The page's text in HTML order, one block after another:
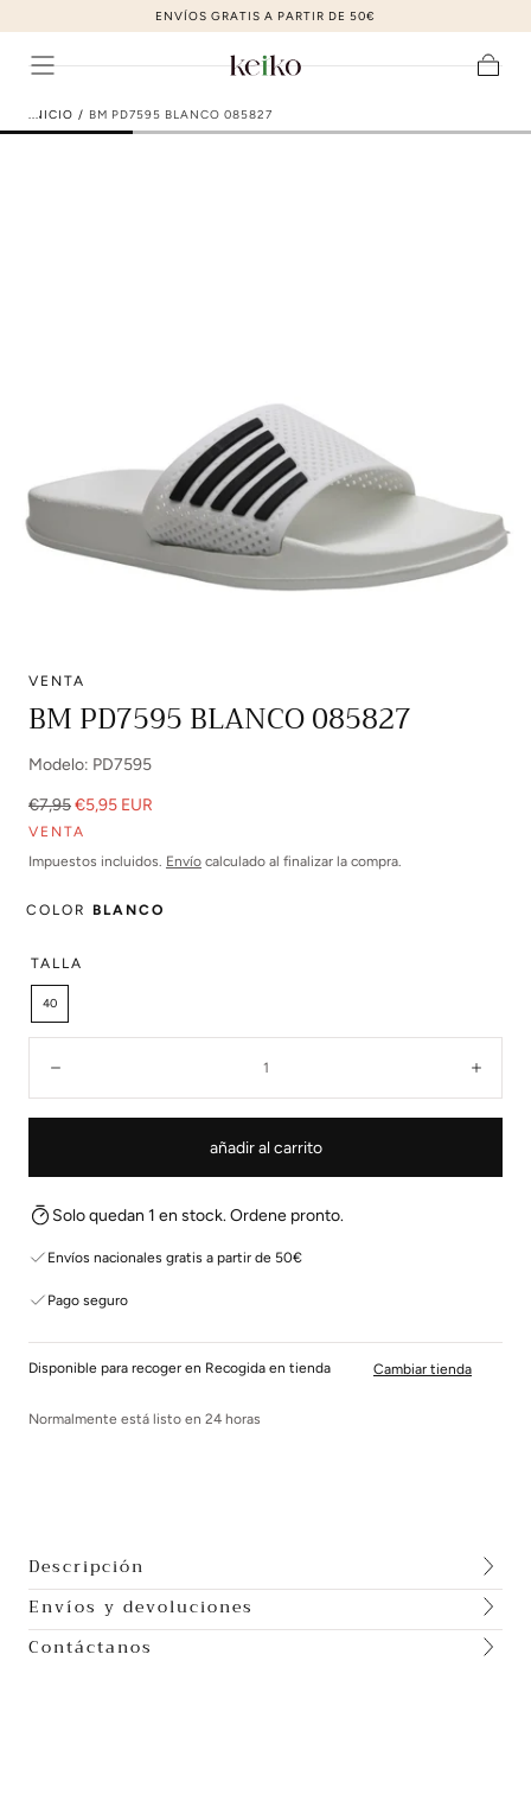
ir al contenido
ZAPATOS DE MODA AL MEJOR PRECIO
multimedia
en
modal
INICIO / BM PD7595 BLANCO 085827
VENTA
BM PD7595 BLANCO 085827
Modelo: PD7595
Precio
regular
€7,95Precio
de
venta
€5,95 EUR
VENTA
Impuestos incluidos. Envío calculado al finalizar la compra.
COLOR BLANCO
TALLA
40
añadir al carrito
Solo quedan 1 en stock. Ordene pronto.
Envíos nacionales gratis a partir de 50€
Pago seguro
Disponible para recoger en Recogida en tienda
Normalmente está listo en 24 horas
Cambiar tienda
Descripción
Envíos y devoluciones
Contáctanos